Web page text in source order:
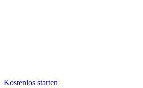
Kostenlos starten